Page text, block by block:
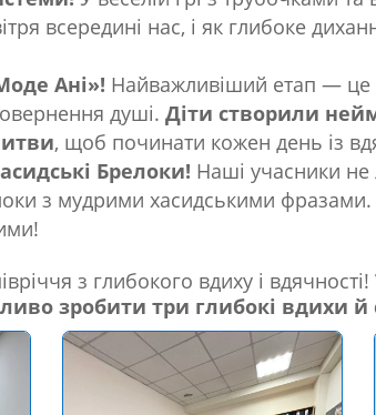
всередині нас, і як глибоке
Ані»! Найважливіший етап — це
душі. Діти створили
, щоб починати кожен день із
Брелоки! Наші учасники
з мудрими хасидськими
з глибокого вдиху і вдячності!
зробити три глибокі вдихи й